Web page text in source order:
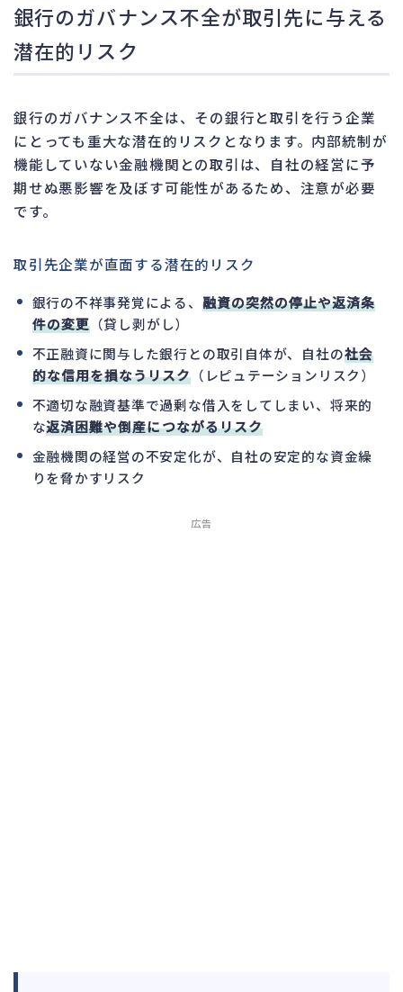
銀行のガバナンス不全が取引先に与える
潜在的リスク
銀行のガバナンス不全は、その銀行と取引を行う企業
にとっても重大な潜在的リスクとなります。内部統制が
機能していない金融機関との取引は、自社の経営に予
期せぬ悪影響を及ぼす可能性があるため、注意が必要
です。
取引先企業が直面する潜在的リスク
銀行の不祥事発覚による、 融資の突然の停止や返済条
件の変更（貸し剥がし）
不正融資に関与した銀行との取引自体が、自社の社会
的な信用を損なうリスク（レピュテーションリスク）
不適切な融資基準で過剰な借入をしてしまい、将来的
な返済困難や倒産につながるリスク
金融機関の経営の不安定化が、自社の安定的な資金繰
りを脅かすリスク
広告